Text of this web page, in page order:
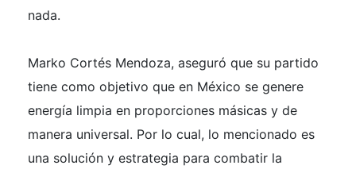
nada.
Marko Cortés Mendoza, aseguró que su partido
tiene como objetivo que en México se genere
energía limpia en proporciones másicas y de
manera universal. Por lo cual, lo mencionado es
una solución y estrategia para combatir la